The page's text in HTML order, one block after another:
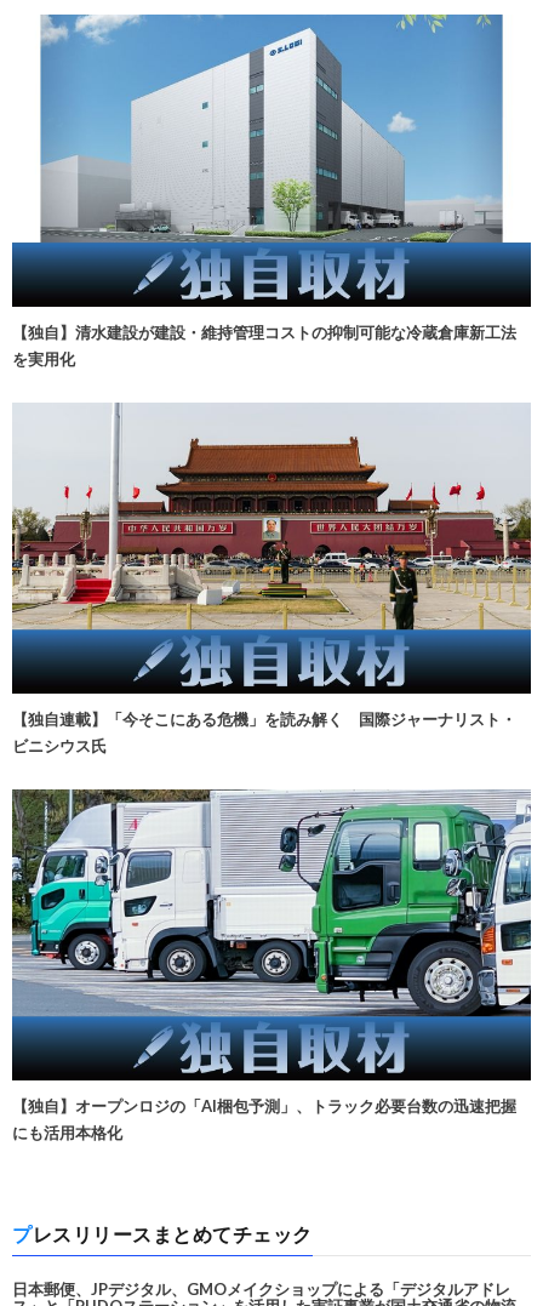
【独自】清水建設が建設・維持管理コストの抑制可能な冷蔵倉庫新工法
を実用化
【独自連載】「今そこにある危機」を読み解く 国際ジャーナリスト・
ビニシウス氏
【独自】オープンロジの「AI梱包予測」、トラック必要台数の迅速把握
にも活用本格化
プレスリリースまとめてチェック
日本郵便、JPデジタル、GMOメイクショップによる「デジタルアドレ